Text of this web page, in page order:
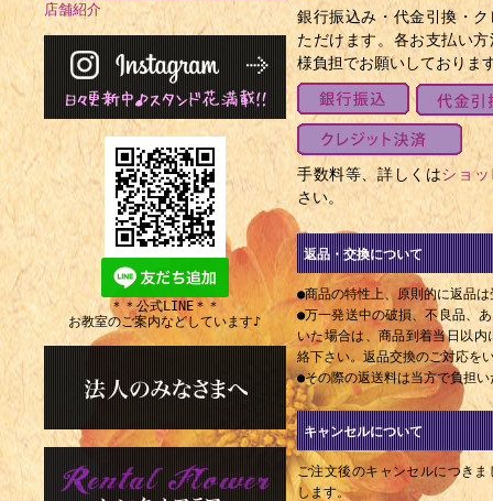
1768年 - ジ
ランスの軍
1809年 - ア
1892年）
1837年（天
キリスト教
1850年（嘉
大学創立者
1856年 - ア
家・美術家
1868年 - ポ
外交官（+
1874年 - チ
1932年）
1875年 - 松
銀行振込み・代金引換・
ただけます。各お支払い
様負担でお願いしておりま
手数料等、詳しくはショ
さい。
返品・交換について
●商品の特性上、原則的に返品
●万一発送中の破損、不良品、
いた場合は、商品到着当日以
絡下さい。返品交換のご対応を
●その際の返送料は当方で負担
キャンセルについて
ご注文後のキャンセルにつき
します。
店舗紹介
＊＊公式LINE＊＊
お教室のご案内などしています♪